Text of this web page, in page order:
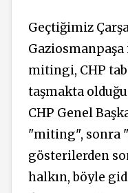
Geçtiğimiz
Gaziosmanpaşa
mitingi, CHP
taşmakta
CHP Genel
"miting", sonra
gösterilerden
halkın, böyle